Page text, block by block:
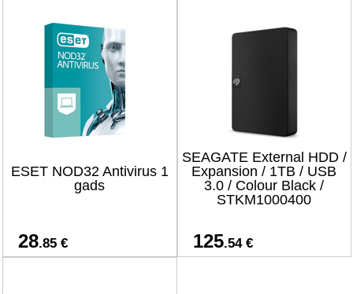
ESET NOD32 Antivirus 1
gads
28.85 €
SEAGATE External HDD /
Expansion / 1TB / USB
3.0 / Colour Black /
STKM1000400
125.54 €